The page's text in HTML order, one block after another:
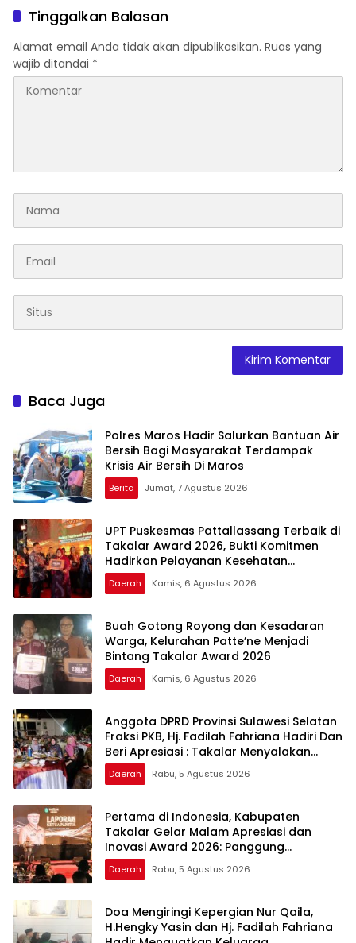
Panggung Penghargaan
bagi Pelayan Publik
Berprestasi
Tinggalkan Balasan
Alamat email Anda tidak akan dipublikasikan. Ruas yang
wajib ditandai *
Baca Juga
Polres Maros Hadir Salurkan Bantuan Air
Bersih Bagi Masyarakat Terdampak
Krisis Air Bersih Di Maros
Berita Jumat, 7 Agustus 2026
UPT Puskesmas Pattallassang Terbaik di
Takalar Award 2026, Bukti Komitmen
Hadirkan Pelayanan Kesehatan
Berkualitas
Daerah Kamis, 6 Agustus 2026
Buah Gotong Royong dan Kesadaran
Warga, Kelurahan Patte’ne Menjadi
Bintang Takalar Award 2026
Daerah Kamis, 6 Agustus 2026
Anggota DPRD Provinsi Sulawesi Selatan
Fraksi PKB, Hj. Fadilah Fahriana Hadiri Dan
Beri Apresiasi : Takalar Menyalakan
Lentera Pengabdian Melalui Malam
Apresiasi dan Inovasi Award 2026
Daerah Rabu, 5 Agustus 2026
Pertama di Indonesia, Kabupaten
Takalar Gelar Malam Apresiasi dan
Inovasi Award 2026: Panggung
Penghargaan bagi Pelayan Publik
Berprestasi
Daerah Rabu, 5 Agustus 2026
Doa Mengiringi Kepergian Nur Qaila,
H.Hengky Yasin dan Hj. Fadilah Fahriana